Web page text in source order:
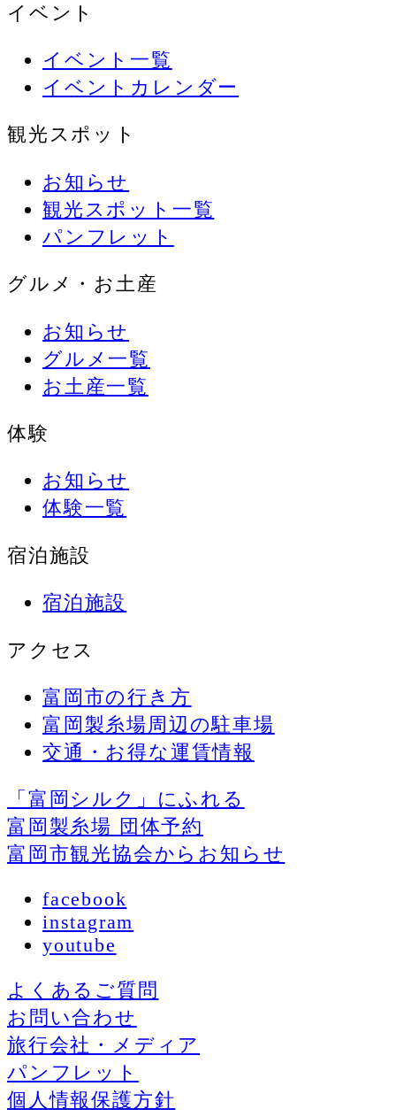
イベント
イベント一覧
イベントカレンダー
観光スポット
お知らせ
観光スポット一覧
パンフレット
グルメ・お土産
お知らせ
グルメ一覧
お土産一覧
体験
お知らせ
体験一覧
宿泊施設
宿泊施設
アクセス
富岡市の行き方
富岡製糸場周辺の駐車場
交通・お得な運賃情報
「富岡シルク」にふれる
富岡製糸場 団体予約
富岡市観光協会からお知らせ
facebook
instagram
youtube
よくあるご質問
お問い合わせ
旅行会社・メディア
パンフレット
個人情報保護方針